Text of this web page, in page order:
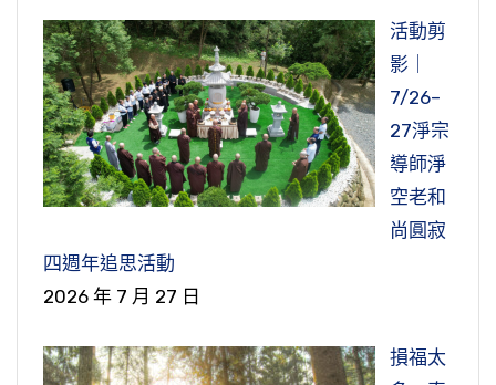
活動剪
影｜
7/26–
27淨宗
導師淨
空老和
尚圓寂
四週年追思活動
2026 年 7 月 27 日
損福太